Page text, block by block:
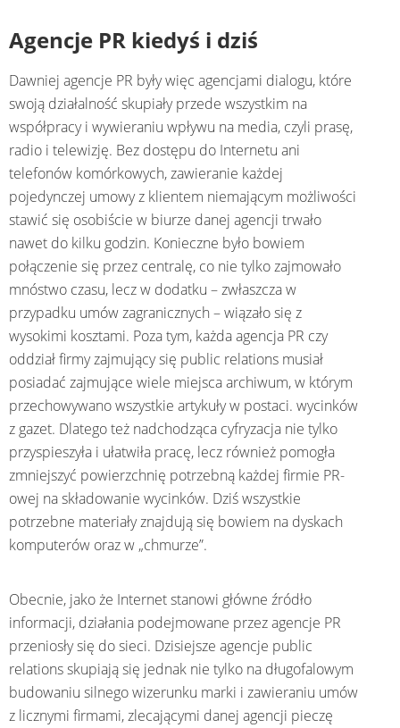
Agencje PR kiedyś i dziś
Dawniej agencje PR były więc agencjami dialogu, które
swoją działalność skupiały przede wszystkim na
współpracy i wywieraniu wpływu na media, czyli prasę,
radio i telewizję. Bez dostępu do Internetu ani
telefonów komórkowych, zawieranie każdej
pojedynczej umowy z klientem niemającym możliwości
stawić się osobiście w biurze danej agencji trwało
nawet do kilku godzin. Konieczne było bowiem
połączenie się przez centralę, co nie tylko zajmowało
mnóstwo czasu, lecz w dodatku – zwłaszcza w
przypadku umów zagranicznych – wiązało się z
wysokimi kosztami. Poza tym, każda agencja PR czy
oddział firmy zajmujący się public relations musiał
posiadać zajmujące wiele miejsca archiwum, w którym
przechowywano wszystkie artykuły w postaci. wycinków
z gazet. Dlatego też nadchodząca cyfryzacja nie tylko
przyspieszyła i ułatwiła pracę, lecz również pomogła
zmniejszyć powierzchnię potrzebną każdej firmie PR-
owej na składowanie wycinków. Dziś wszystkie
potrzebne materiały znajdują się bowiem na dyskach
komputerów oraz w „chmurze”.
Obecnie, jako że Internet stanowi główne źródło
informacji, działania podejmowane przez agencje PR
przeniosły się do sieci. Dzisiejsze agencje public
relations skupiają się jednak nie tylko na długofalowym
budowaniu silnego wizerunku marki i zawieraniu umów
z licznymi firmami, zlecającymi danej agencji pieczę